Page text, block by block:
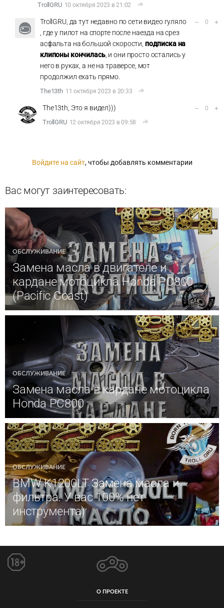
TrollGRU 10 октября 2023 в 21:02
TrollGRU, да тут недавно по сети видео гуляло
, где у пилот на спорте после наезда на срез
асфальта на большой скорости, подписка на
клипоны кончилась, и они просто остались у
него в руках, а не на траверсе, мот
продолжил ехать прямо.
The13th 11 октября 2023 в 20:33
– 0 +
The13th, Это я видел)))
TrollGRU 12 октября 2023 в 09:58
– 0 +
Войдите на сайт, чтобы добавлять комментарии
Вас могут заинтересовать:
ОБСЛУЖИВАНИЕ
Замена масла в двигателе и
кардане мотоцикла Honda PC800
(Pacific Coast)
ОБСЛУЖИВАНИЕ
Замена масла в кардане мотоцикла
Honda PC800
ОБСЛУЖИВАНИЕ
BMW K1200LT Замена масла и
фильтра. У вас 100% нет
инструмента)
О ПРОЕКТЕ